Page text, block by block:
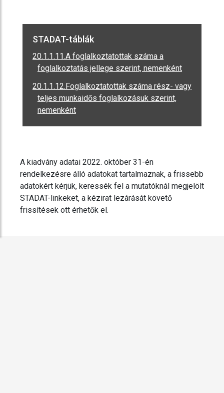
STADAT-táblák
20.1.1.11.A foglalkoztatottak száma a
foglalkoztatás jellege szerint, nemenként
20.1.1.12.Foglalkoztatottak száma rész- vagy
teljes munkaidős foglalkozásuk szerint,
nemenként
A kiadvány adatai 2022. október 31-én
rendelkezésre álló adatokat tartalmaznak, a frissebb
adatokért kérjük, keressék fel a mutatóknál megjelölt
STADAT-linkeket, a kézirat lezárását követő
frissítések ott érhetők el.